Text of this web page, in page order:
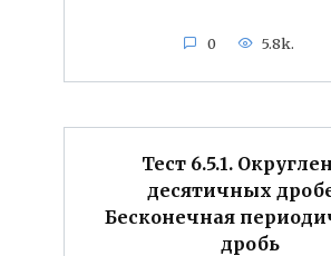
0 5.8k.
Тест 6.5.1.
десятичных
Бесконечная
дробь